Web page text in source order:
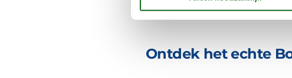
rest van Denemarken!
Ontdek het echte